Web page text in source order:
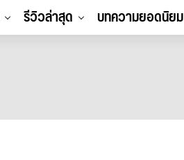
รีวิวล่าสุด บทความยอดนิยม